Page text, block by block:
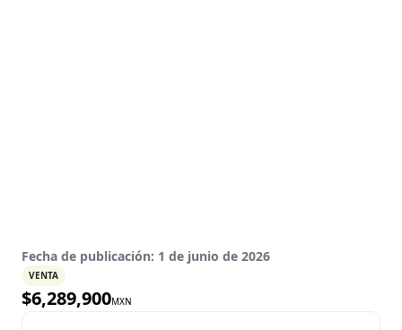
Fecha de publicación: 1 de junio de 2026
VENTA
$6,289,900MXN